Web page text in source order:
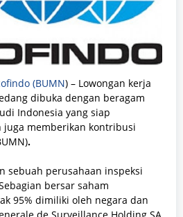
(BUMN) – Lowongan kerja
dibuka dengan beragam
Indonesia yang siap
juga memberikan kontribusi
.
sebuah perusahaan inspeksi
bersar saham
95% dimiliki oleh negara dan